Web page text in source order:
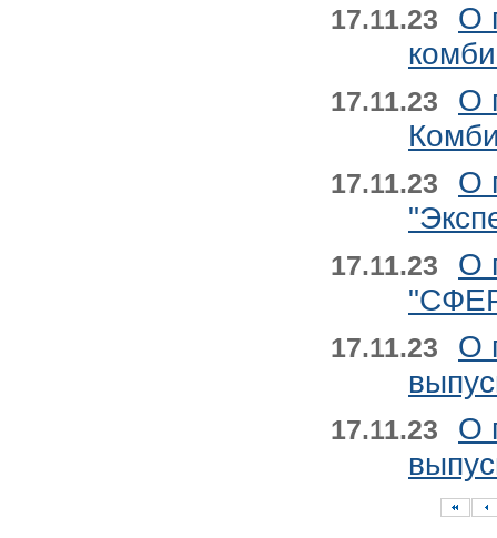
17.11.23
О
17.11.23
О
17.11.23
О
17.11.23
О
17.11.23
О
17.11.23
О